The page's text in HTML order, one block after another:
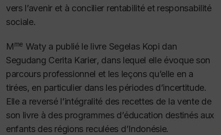
vers l’avenir et à concilier rentabilité et responsabilité
sociale.
Mme Waty a publié le livre Segelas Kopi dan
Segudang Cerita Karier, dans lequel elle évoque son
parcours professionnel et les leçons qu’elle en a
tirées, en particulier dans les périodes d’incertitude.
Elle a reversé l’intégralité des recettes de la vente de
son livre à des programmes d’éducation destinés aux
enfants des régions reculées d’Indonésie.